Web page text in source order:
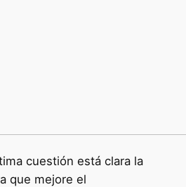
cuestión está clara la
que mejore el